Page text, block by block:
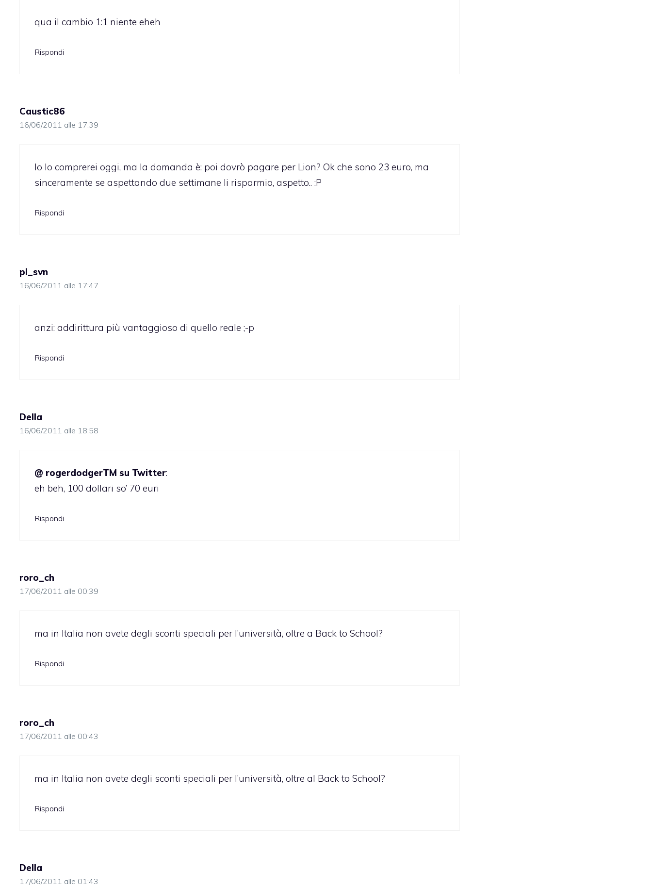
qua il cambio 1:1 niente eheh
Rispondi
Caustic86
16/06/2011 alle 17:39
Io lo comprerei oggi, ma la domanda è: poi dovrò pagare per Lion? Ok che sono 23 euro, ma
sinceramente se aspettando due settimane li risparmio, aspetto.. :P
Rispondi
pl_svn
16/06/2011 alle 17:47
anzi: addirittura più vantaggioso di quello reale ;-p
Rispondi
Della
16/06/2011 alle 18:58
@ rogerdodgerTM su Twitter:
eh beh, 100 dollari so’ 70 euri
Rispondi
roro_ch
17/06/2011 alle 00:39
ma in Italia non avete degli sconti speciali per l’università, oltre a Back to School?
Rispondi
roro_ch
17/06/2011 alle 00:43
ma in Italia non avete degli sconti speciali per l’università, oltre al Back to School?
Rispondi
Della
17/06/2011 alle 01:43